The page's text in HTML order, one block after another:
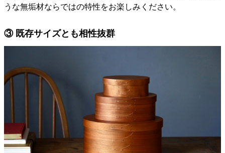
うな無垢材ならではの特性をお楽しみください。
③ 既存サイズとも相性抜群